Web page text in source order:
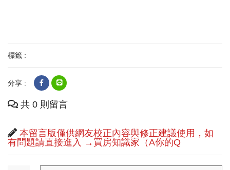
標籤 :
分享 :
共 0 則留言
本留言版僅供網友校正內容與修正建議使用，如
有問題請直接進入 →買房知識家（A你的Q